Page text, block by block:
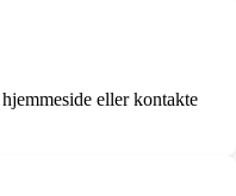
eller kontakte